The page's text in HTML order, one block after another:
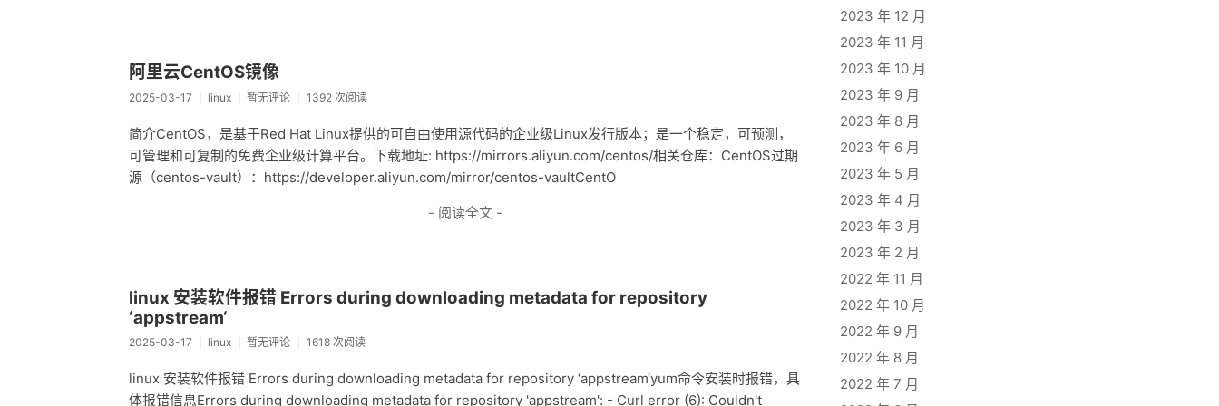
阿里云CentOS镜像
2025-03-17 linux 暂无评论 1392 次阅读
简介CentOS，是基于Red Hat Linux提供的可自由使用源代码的企业级Linux发行版本；是一个稳定，可预测，
可管理和可复制的免费企业级计算平台。下载地址: https://mirrors.aliyun.com/centos/相关仓库：CentOS过期
源（centos-vault）：https://developer.aliyun.com/mirror/centos-vaultCentO
- 阅读全文 -
linux 安装软件报错 Errors during downloading metadata for repository
‘appstream‘
2025-03-17 linux 暂无评论 1618 次阅读
linux 安装软件报错 Errors during downloading metadata for repository ‘appstream‘yum命令安装时报错，具
体报错信息Errors during downloading metadata for repository 'appstream': - Curl error (6): Couldn't
2023 年 12 月
2023 年 11 月
2023 年 10 月
2023 年 9 月
2023 年 8 月
2023 年 6 月
2023 年 5 月
2023 年 4 月
2023 年 3 月
2023 年 2 月
2022 年 11 月
2022 年 10 月
2022 年 9 月
2022 年 8 月
2022 年 7 月